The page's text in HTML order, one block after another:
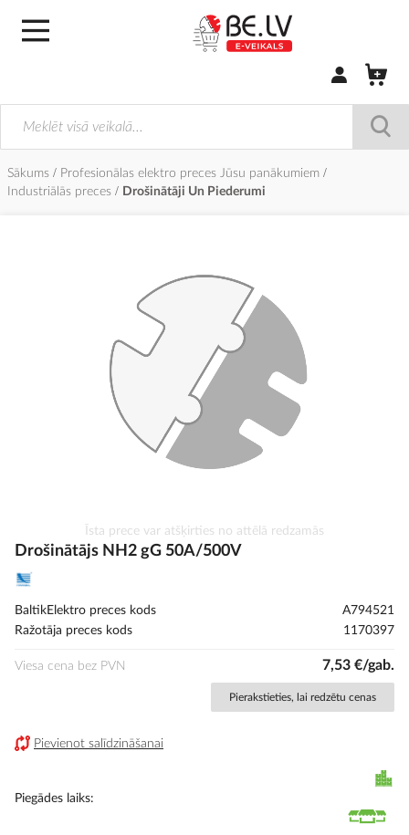
Pierakstīties/
Sākums
Profesionālas elektro preces Jūsu panākumiem
Industriālās preces
Drošinātāji Un Piederumi
uz
sākumu
Īsta prece var atšķirties no attēlā redzamās
Drošinātājs NH2 gG 50A/500V
BaltikElektro preces kods
A794521
Ražotāja preces kods
1170397
Viesa cena bez PVN 7,53 €/gab.
Pierakstieties, lai redzētu cenas
Pievienot salīdzināšanai
Piegādes laiks